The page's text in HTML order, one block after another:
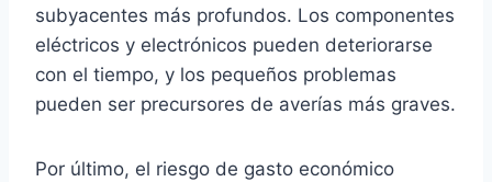
subyacentes más profundos. Los componentes
eléctricos y electrónicos pueden deteriorarse
con el tiempo, y los pequeños problemas
pueden ser precursores de averías más graves.
Por último, el riesgo de gasto económico